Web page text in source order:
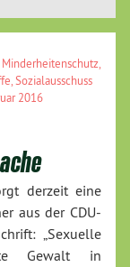
Minderheitenschutz,
,Sozialausschuss
2016
derzeit eine
aus der CDU-
„Sexuelle
Gewalt in